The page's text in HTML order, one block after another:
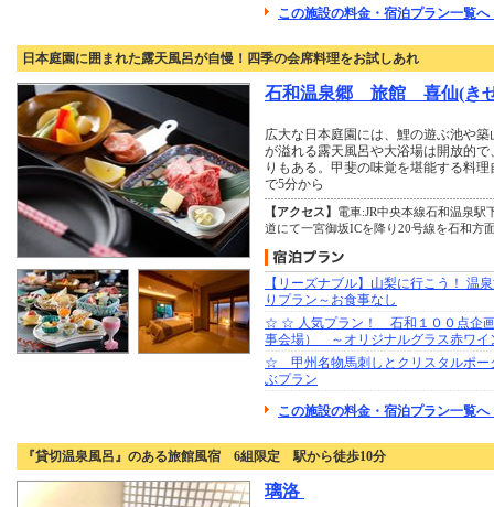
この施設の料金・宿泊プラン一覧
日本庭園に囲まれた露天風呂が自慢！四季の会席料理をお試しあれ
石和温泉郷 旅館 喜仙(き
広大な日本庭園には、鯉の遊ぶ池や
が溢れる露天風呂や大浴場は開放的
りもある。甲斐の味覚を堪能する料
で5分から
【アクセス】 電車:JR中央本線石和温泉
道にて一宮御坂ICを降り20号線を石和方
【リーズナブル】山梨に行こう！ 温
りプラン～お食事なし
☆ ☆ 人気プラン！ 石和１００点企
事会場） ～オリジナルグラス赤ワイ
☆ 甲州名物馬刺しとクリスタルポー
ぶプラン
この施設の料金・宿泊プラン一覧
『貸切温泉風呂』のある旅館風宿 6組限定 駅から徒歩10分
璃洛